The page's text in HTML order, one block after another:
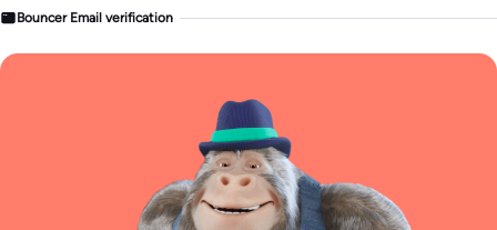
Bouncer Email verification